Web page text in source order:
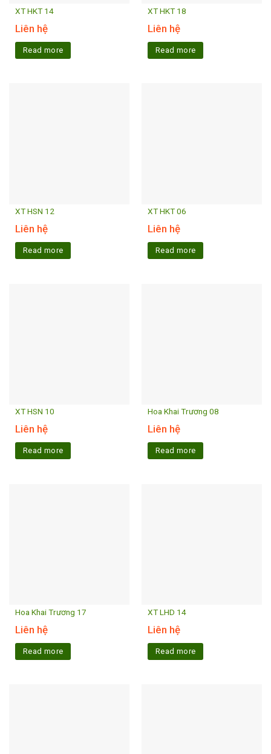
XT HKT 14
Liên hệ
Read more
XT HKT 18
Liên hệ
Read more
XT HSN 12
Liên hệ
Read more
XT HKT 06
Liên hệ
Read more
XT HSN 10
Liên hệ
Read more
Hoa Khai Trương 08
Liên hệ
Read more
Hoa Khai Trương 17
Liên hệ
Read more
XT LHD 14
Liên hệ
Read more